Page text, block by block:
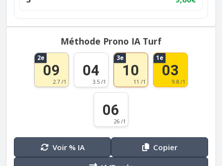
Méthode Prono IA Turf
2e
09
2.7 /1
04
3.5 /1
3e
10
11 /1
1e
03
9.8 /1
06
26 /1
Voir % IA
Copier